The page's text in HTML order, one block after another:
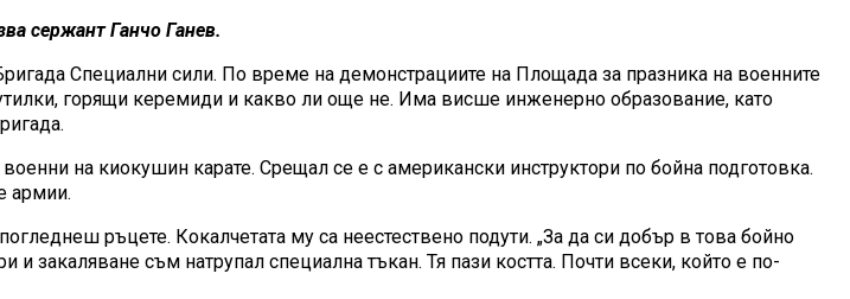
сержант Ганчо Ганев.
Специални сили. По време на демонстрациите на Площада за празника на военните
горящи керемиди и какво ли още не. Има висше инженерно образование, като
на киокушин карате. Срещал се е с американски инструктори по бойна подготовка.
армии.
ръцете. Кокалчетата му са неестествено подути. „За да си добър в това бойно
закаляване съм натрупал специална тъкан. Тя пази костта. Почти всеки, който е по-